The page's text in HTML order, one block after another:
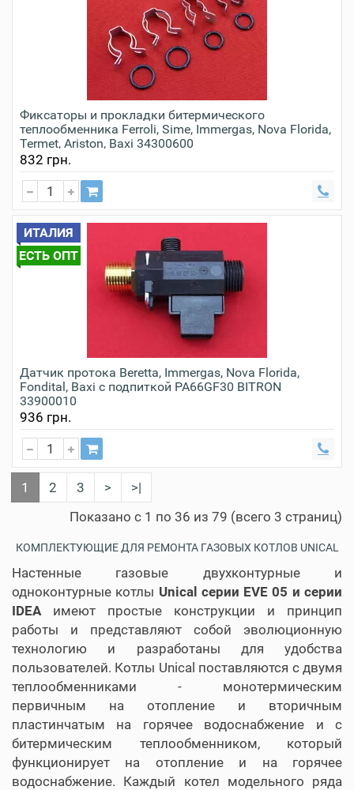
Фиксаторы и прокладки битермического
теплообменника Ferroli, Sime, Immergas, Nova Florida,
Termet, Ariston, Baxi 34300600
832 грн.
ИТАЛИЯ
ЕСТЬ ОПТ
Датчик протока Beretta, Immergas, Nova Florida,
Fondital, Baxi с подпиткой PA66GF30 BITRON
33900010
936 грн.
1 2 3 >
>|
Показано с 1 по 36 из 79 (всего 3 страниц)
КОМПЛЕКТУЮЩИЕ ДЛЯ РЕМОНТА ГАЗОВЫХ КОТЛОВ UNICAL
Настенные газовые двухконтурные и
одноконтурные котлы Unical серии EVE 05 и серии
IDEA имеют простые конструкции и принцип
работы и представляют собой эволюционную
технологию и разработаны для удобства
пользователей. Котлы Unical поставляются с двумя
теплообменниками - монотермическим
первичным на отопление и вторичным
пластинчатым на горячее водоснабжение и с
битермическим теплообменником, который
функционирует на отопление и на горячее
водоснабжение. Каждый котел модельного ряда